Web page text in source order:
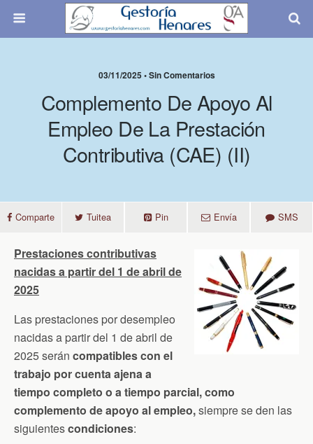
03/11/2025 • Sin Comentarios
Complemento De Apoyo Al
Empleo De La Prestación
Contributiva (CAE) (II)
Comparte Tuitea Pin Envía SMS
Prestaciones contributivas
nacidas a partir del 1 de abril de
2025
Las prestaciones por desempleo
nacidas a partir del 1 de abril de
2025 serán compatibles con el
trabajo por cuenta ajena a
tiempo completo o a tiempo parcial, como
complemento de apoyo al empleo,siempre se den las
siguientescondiciones: